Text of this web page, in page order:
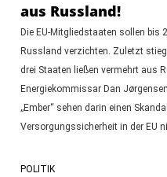
aus Russland!
Die EU-Mitgliedstaaten sollen bis
Russland verzichten. Zuletzt
drei Staaten ließen vermehrt aus
Energiekommissar Dan
„Ember“ sehen darin einen
Versorgungssicherheit in der EU
POLITIK